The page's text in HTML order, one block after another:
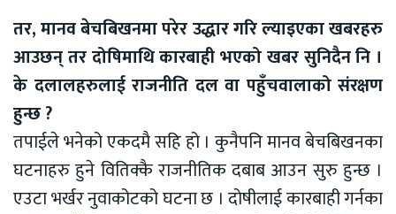
तर, मानव बेचबिखनमा परेर उद्धार गरि ल्याइएका खबरहरु
आउछन् तर दोषिमाथि कारबाही भएको खबर सुनिदैन नि ।
के दलालहरुलाई राजनीति दल वा पहुँचवालाको संरक्षण
हुन्छ ?
तपाईले भनेको एकदमै सहि हो । कुनैपनि मानव बेचबिखनका
घटनाहरु हुने वितिक्कै राजनीतिक दबाब आउन सुरु हुन्छ ।
एउटा भर्खर नुवाकोटको घटना छ । दोषीलाई कारबाही गर्नका